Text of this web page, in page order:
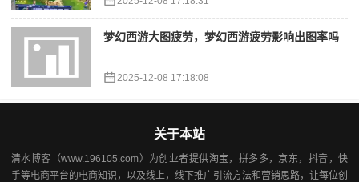
梦幻西游大图疲劳，梦幻西游疲劳影响出图率吗
2025-12-08 17:18:08
关于本站
清水博客（www.196105.com）为创业者提供淘宝，拼多多，京东，抖音，快
手等电商平台的电商知识，以及线上，线下推广引流方法和营销思路，让每位创